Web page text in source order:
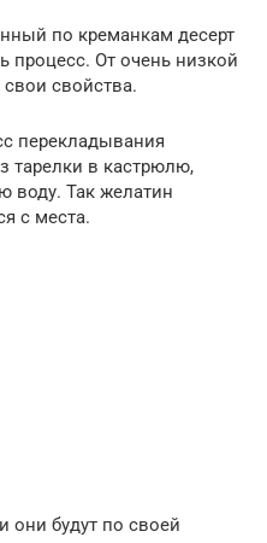
по креманкам десерт
процесс. От очень низкой
свойства.
перекладывания
тарелки в кастрюлю,
воду. Так желатин
с места.
они будут по своей